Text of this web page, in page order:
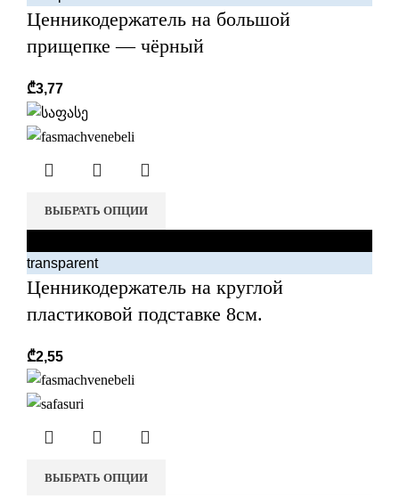
Ценникодержатель на большой
прищепке — чёрный
₾3,77
ВЫБРАТЬ ОПЦИИ
transparent
Ценникодержатель на круглой
пластиковой подставке 8см.
₾2,55
ВЫБРАТЬ ОПЦИИ